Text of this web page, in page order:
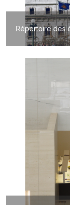
Répertoire des